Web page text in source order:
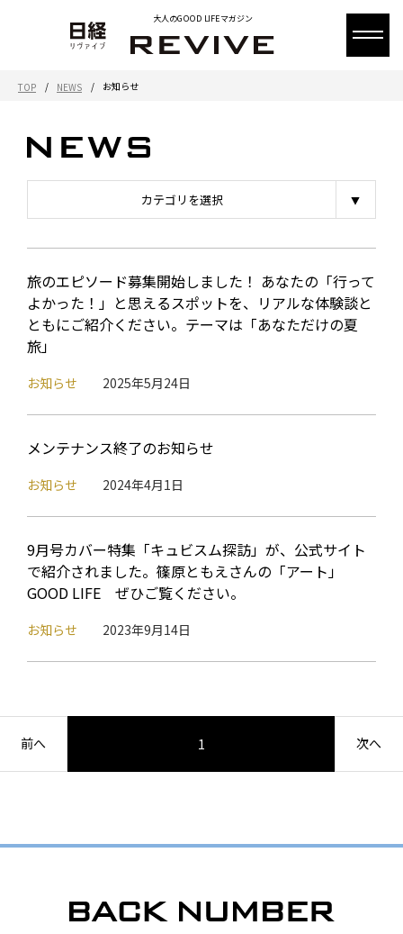
大人のGOOD LIFEマガジン
TOP / NEWS / お知らせ
カテゴリを選択
旅のエピソード募集開始しました！ あなたの「行って
よかった！」と思えるスポットを、リアルな体験談と
ともにご紹介ください。テーマは「あなただけの夏
旅」
お知らせ 2025年5月24日
メンテナンス終了のお知らせ
お知らせ 2024年4月1日
9月号カバー特集「キュビスム探訪」が、公式サイト
で紹介されました。篠原ともえさんの「アート」
GOOD LIFE ぜひご覧ください。
お知らせ 2023年9月14日
前へ 1 次へ